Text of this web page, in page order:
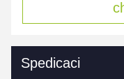
Spedicaci